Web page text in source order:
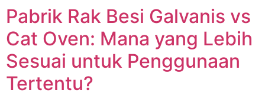
Pabrik Rak Besi Galvanis vs
Cat Oven: Mana yang Lebih
Sesuai untuk Penggunaan
Tertentu?